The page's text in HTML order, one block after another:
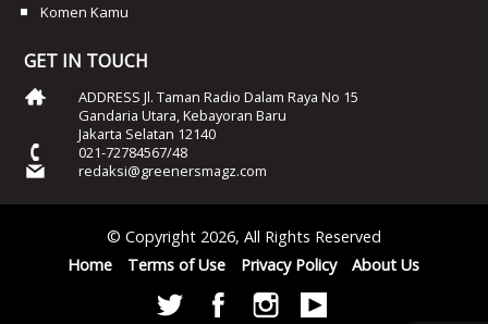
Komen Kamu
GET IN TOUCH
ADDRESS Jl. Taman Radio Dalam Raya No 15
Gandaria Utara, Kebayoran Baru
Jakarta Selatan 12140
021-72784567/48
redaksi@greenersmagz.com
© Copyright 2026, All Rights Reserved
Home
Terms of Use Privacy Policy About Us